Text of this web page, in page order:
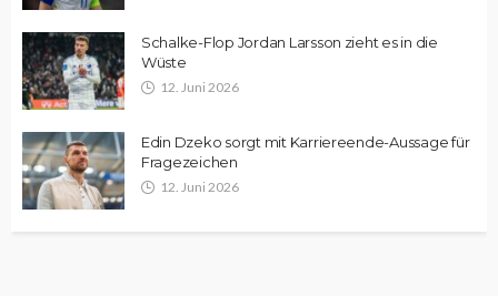
Schalke-Flop Jordan Larsson zieht es in die
Wüste
12. Juni 2026
Edin Dzeko sorgt mit Karriereende-Aussage für
Fragezeichen
12. Juni 2026